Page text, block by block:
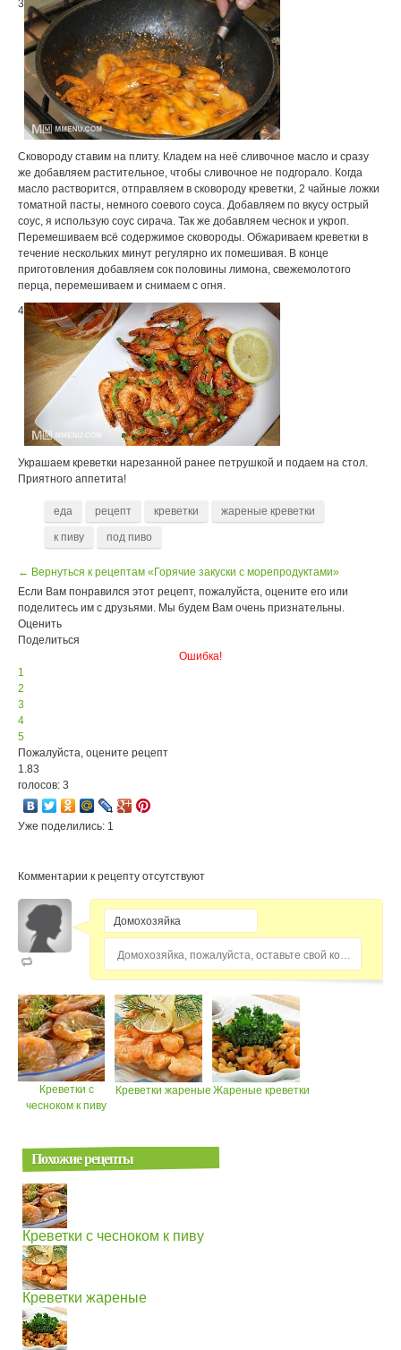
3
Сковороду ставим на плиту. Кладем на неё сливочное масло и сразу
же добавляем растительное, чтобы сливочное не подгорало. Когда
масло растворится, отправляем в сковороду креветки, 2 чайные ложки
томатной пасты, немного соевого соуса. Добавляем по вкусу острый
соус, я использую соус сирача. Так же добавляем чеснок и укроп.
Перемешиваем всё содержимое сковороды. Обжариваем креветки в
течение нескольких минут регулярно их помешивая. В конце
приготовления добавляем сок половины лимона, свежемолотого
перца, перемешиваем и снимаем с огня.
4
Украшаем креветки нарезанной ранее петрушкой и подаем на стол.
Приятного аппетита!
еда рецепт креветки жареные креветки
к пиву под пиво
← Вернуться к рецептам «Горячие закуски с морепродуктами»
Если Вам понравился этот рецепт, пожалуйста, оцените его или
поделитесь им с друзьями. Мы будем Вам очень признательны.
Оценить
Поделиться
Ошибка!
1
2
3
4
5
Пожалуйста, оцените рецепт
1.83
голосов: 3
Уже поделились: 1
Комментарии к рецепту отсутствуют
Домохозяйка, пожалуйста, оставьте свой комментарий...
Креветки с
чесноком к пиву
Креветки жареные Жареные креветки
Похожие рецепты
Креветки с чесноком к пиву
Креветки жареные